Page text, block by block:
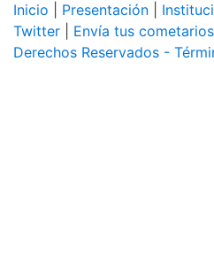
Inicio Presentación
Twitter
Envía tus cometarios
Derechos Reservados -